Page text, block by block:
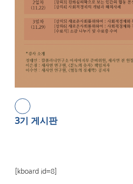
3기 게시판
[kboard id=8]